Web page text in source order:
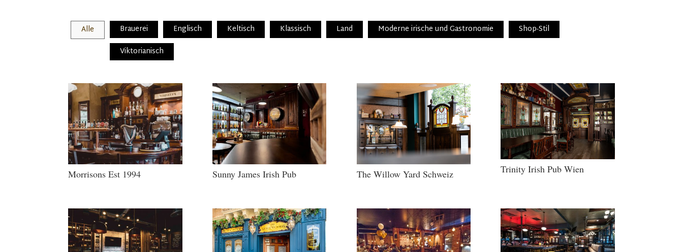
Alle Brauerei Englisch Keltisch Klassisch Land Moderne irische und Gastronomie
Shop-Stil
Viktorianisch
Morrisons Est 1994 Sunny James Irish Pub The Willow Yard Schweiz Trinity Irish Pub Wien